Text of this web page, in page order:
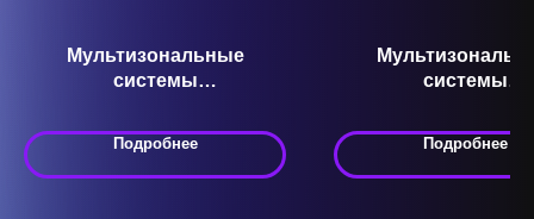
Мультизональные
системы
AV32NMVETR Серия MRV 5
P
Подробнее
системы
AV46IMVEVA Серия
Подробнее